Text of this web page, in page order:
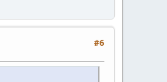
#6